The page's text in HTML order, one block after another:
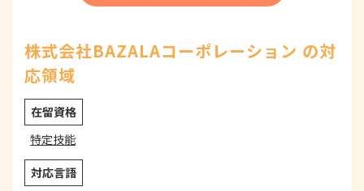
株式会社BAZALAコーポレーション の対
応領域
在留資格
特定技能
対応言語